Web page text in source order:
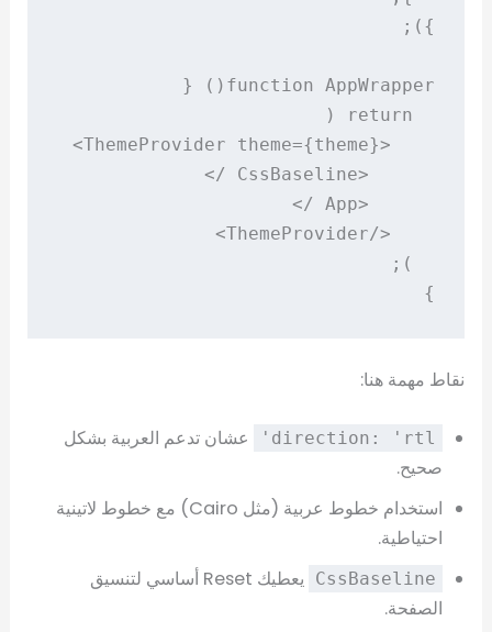
    <ThemeProvider theme={theme}>
      <CssBaseline />
      <App />
    </ThemeProvider>
}
نقاط مهمة هنا:
direction: 'rtl'
عشان تدعم العربية بشكل
صحيح.
استخدام خطوط عربية (مثل Cairo) مع خطوط لاتينية
احتياطية.
CssBaseline
يعطيك Reset أساسي لتنسيق
الصفحة.